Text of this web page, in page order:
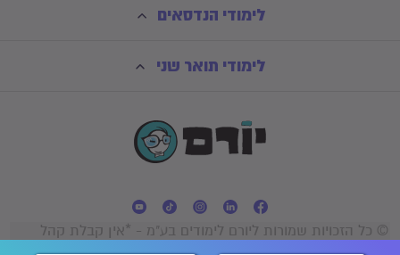
לימודי הנדסאים
לימודי תואר שני
© כל הזכויות שמורות ליורם לימודים בע"מ - *אין קבלת קהל